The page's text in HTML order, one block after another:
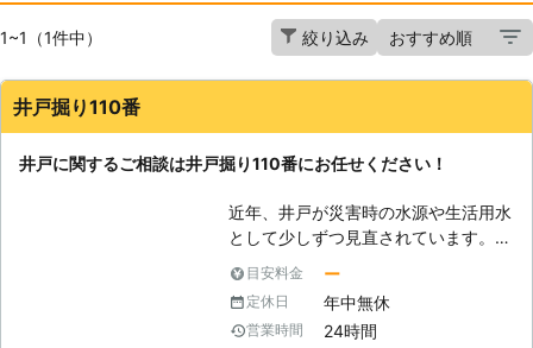
1~1（1件中） 絞り込み
井戸掘り110番
井戸に関するご相談は井戸掘り110番にお任せください！
近年、井戸が災害時の水源や生活用水
として少しずつ見直されています。
「井戸掘りなんてとうてい自分じゃ無
理だから代わりにお願いしたい」
「家にある井戸を防災用にできない
か？」など 井戸に関するご相談な
目安料金 ー
定休日 年中無休
営業時間 24時間